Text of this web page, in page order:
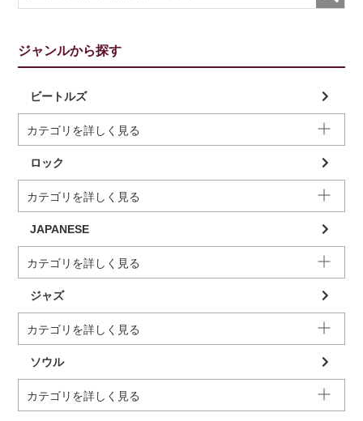
ジャンルから探す
ビートルズ
カテゴリを詳しく見る
ロック
カテゴリを詳しく見る
JAPANESE
カテゴリを詳しく見る
ジャズ
カテゴリを詳しく見る
ソウル
カテゴリを詳しく見る